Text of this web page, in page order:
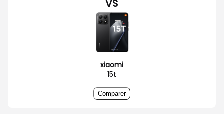
VS
xiaomi
15t
Comparer